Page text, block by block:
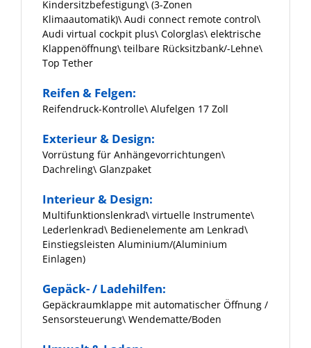
Kindersitzbefestigung\ (3-Zonen
Klimaautomatik)\ Audi connect remote control\
Audi virtual cockpit plus\ Colorglas\ elektrische
Klappenöffnung\ teilbare Rücksitzbank/-Lehne\
Top Tether
Reifen & Felgen:
Reifendruck-Kontrolle\ Alufelgen 17 Zoll
Exterieur & Design:
Vorrüstung für Anhängevorrichtungen\
Dachreling\ Glanzpaket
Interieur & Design:
Multifunktionslenkrad\ virtuelle Instrumente\
Lederlenkrad\ Bedienelemente am Lenkrad\
Einstiegsleisten Aluminium/(Aluminium
Einlagen)
Gepäck- / Ladehilfen:
Gepäckraumklappe mit automatischer Öffnung /
Sensorsteuerung\ Wendematte/Boden